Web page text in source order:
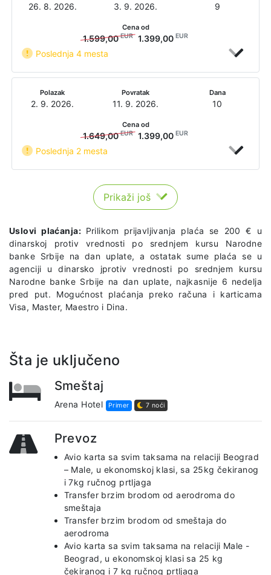
26. 8. 2026. 3. 9. 2026. 9
Poslednja 4 mesta
Cena od
1.599,00EUR 1.399,00 EUR
Polazak
2. 9. 2026.
Povratak
11. 9. 2026.
Dana
10
Poslednja 2 mesta
Cena od
1.649,00EUR 1.399,00 EUR
Prikaži još
Uslovi plaćanja: Prilikom prijavljivanja plaća se 200 € u
dinarskoj protiv vrednosti po srednjem kursu Narodne
banke Srbije na dan uplate, a ostatak sume plaća se u
agenciji u dinarsko jprotiv vrednosti po srednjem kursu
Narodne banke Srbije na dan uplate, najkasnije 6 nedelja
pred put. Mogućnost plaćanja preko računa i karticama
Visa, Master, Maestro i Dina.
Šta je uključeno
Smeštaj
Arena Hotel Primer 7 noći
Prevoz
Avio karta sa svim taksama na relaciji Beograd
– Male, u ekonomskoj klasi, sa 25kg čekiranog
i 7kg ručnog prtljaga
Transfer brzim brodom od aerodroma do
smeštaja
Transfer brzim brodom od smeštaja do
aerodroma
Avio karta sa svim taksama na relaciji Male -
Beograd, u ekonomskoj klasi sa 25 kg
čekiranog i 7 kg ručnog prtljaga